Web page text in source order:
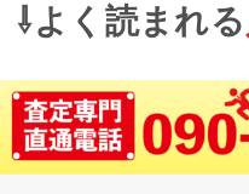
⇩よく読まれる